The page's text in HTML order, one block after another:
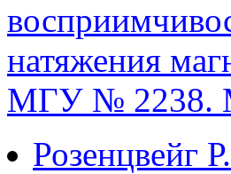
натяжения
МГУ № 2238.
Розенцвейг